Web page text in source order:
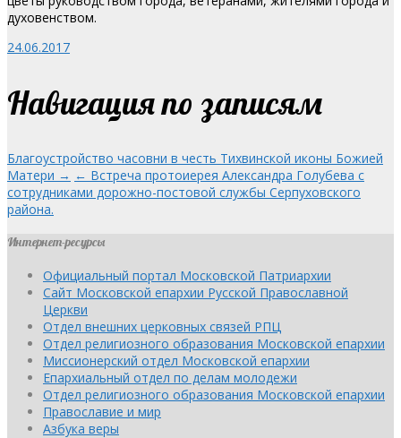
духовенством.
24.06.2017
Навигация по записям
Благоустройство часовни в честь Тихвинской иконы Божией
Матери → ← Встреча протоиерея Александра Голубева с
сотрудниками дорожно-постовой службы Серпуховского
района.
Интернет-ресурсы
Официальный портал Московской Патриархии
Сайт Московской епархии Русской Православной
Церкви
Отдел внешних церковных связей РПЦ
Отдел религиозного образования Московской епархии
Миссионерский отдел Московской епархии
Епархиальный отдел по делам молодежи
Отдел религиозного образования Московской епархии
Православие и мир
Азбука веры